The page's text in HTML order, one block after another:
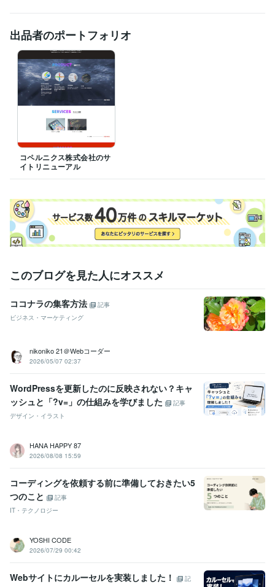
出品者のポートフォリオ
コペルニクス株式会社のサ
イトリニューアル
このブログを見た人にオススメ
ココナラの集客方法
記事
ビジネス・マーケティング
nikoniko 21＠Webコーダー
2026/05/07 02:37
WordPressを更新したのに反映されない？キャ
ッシュと「?v=」の仕組みを学びました
記事
デザイン・イラスト
HANA HAPPY 87
2026/08/08 15:59
コーディングを依頼する前に準備しておきたい5
つのこと
記事
IT・テクノロジー
YOSHI CODE
2026/07/29 00:42
Webサイトにカルーセルを実装しました！
記